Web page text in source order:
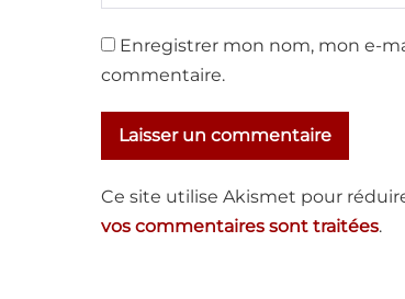
Enregistrer mon nom, mon e-
commentaire.
Ce site utilise Akismet pour
vos commentaires sont traitées.